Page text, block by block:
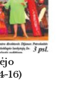
16)